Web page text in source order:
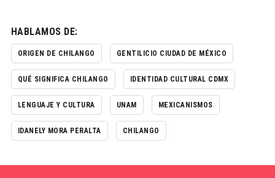
HABLAMOS DE:
ORIGEN DE CHILANGO GENTILICIO CIUDAD DE MÉXICO
QUÉ SIGNIFICA CHILANGO IDENTIDAD CULTURAL CDMX
LENGUAJE Y CULTURA UNAM MEXICANISMOS
IDANELY MORA PERALTA CHILANGO